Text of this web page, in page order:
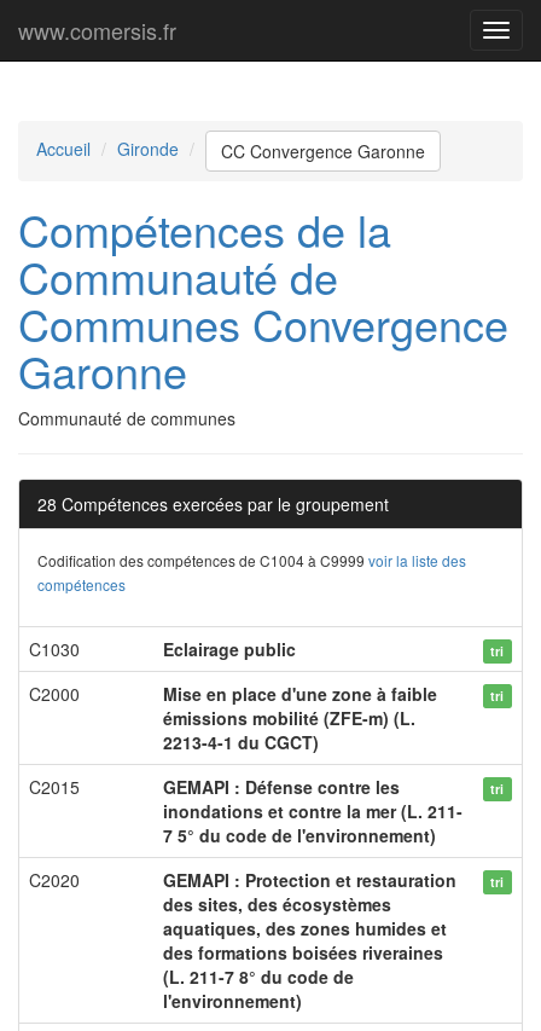
Menu
www.comersis.fr
Accueil Gironde CC Convergence Garonne
Compétences de la
Communauté de
Communes Convergence
Garonne
Communauté de communes
28 Compétences exercées par le groupement
Codification des compétences de C1004 à C9999 voir la liste des
compétences
C1030 Eclairage public tri
C2000
Mise en place d'une zone à faible
émissions mobilité (ZFE-m) (L.
2213-4-1 du CGCT)
tri
C2015
GEMAPI : Défense contre les
inondations et contre la mer (L. 211-
7 5° du code de l'environnement)
tri
C2020
GEMAPI : Protection et restauration
des sites, des écosystèmes
aquatiques, des zones humides et
des formations boisées riveraines
(L. 211-7 8° du code de
l'environnement)
tri